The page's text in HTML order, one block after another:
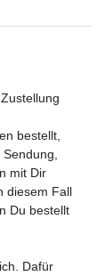
bestellt,
mit Dir
diesem Fall
Du bestellt
Dafür